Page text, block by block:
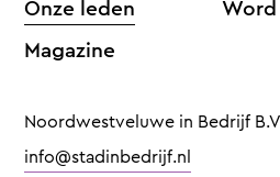
Onze leden
Magazine
Noordwestveluwe in Bedrijf
info@stadinbedrijf.nl